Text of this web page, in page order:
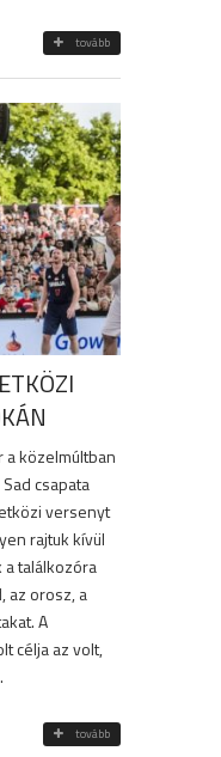
tovább
közelmúltban
csapata
versenyt
rajtuk kívül
találkozóra
az orosz, a
A
célja az volt,
tovább